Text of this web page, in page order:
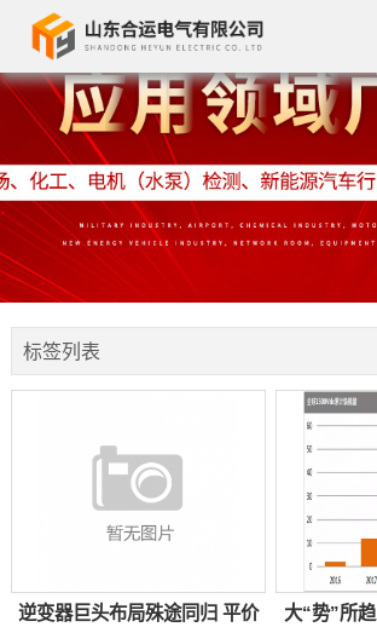
标签列表
逆变器巨头布局殊途同归 平价
大“势”所